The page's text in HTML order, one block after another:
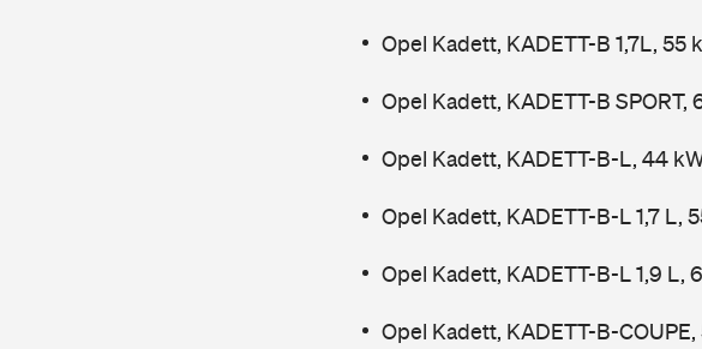
Opel Kadett, KADETT-B 1,7L, 55
Opel Kadett, KADETT-B SPORT,
Opel Kadett, KADETT-B-L, 44
Opel Kadett, KADETT-B-L 1,7 L,
Opel Kadett, KADETT-B-L 1,9 L,
Opel Kadett, KADETT-B-